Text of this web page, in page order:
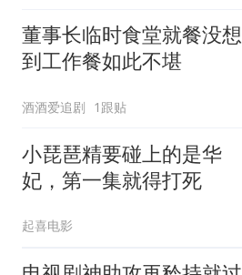
董事长临时食堂就餐没想
到工作餐如此不堪
酒酒爱追剧 1跟贴
小琵琶精要碰上的是华
妃，第一集就得打死
起喜电影